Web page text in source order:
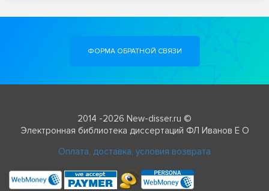
ФОРМА ОБРАТНОЙ СВЯЗИ
2014 -2026 New-disser.ru ©
Электронная библиотека диссертаций ФЛ Иванов Е О
Оплата, доставка, условия возврата